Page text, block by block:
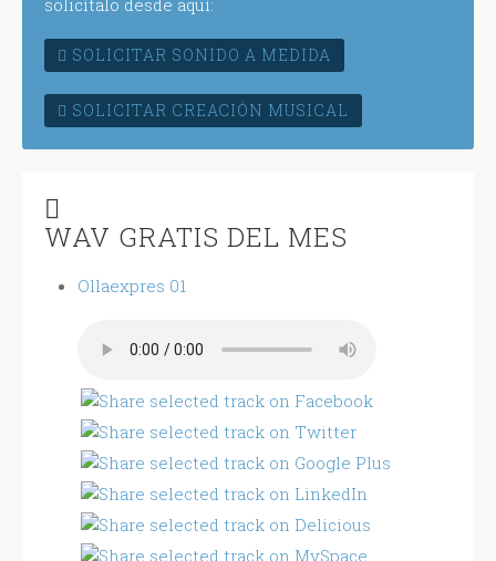
solicítalo desde aquí:
SOLICITAR SONIDO A MEDIDA
SOLICITAR CREACIÓN MUSICAL
WAV GRATIS DEL MES
Ollaexpres 01